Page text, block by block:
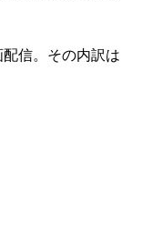
信。その内訳は